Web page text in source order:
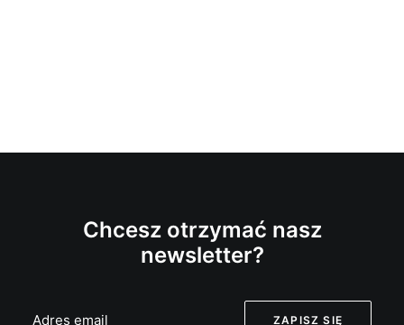
Chcesz otrzymać nasz
newsletter?